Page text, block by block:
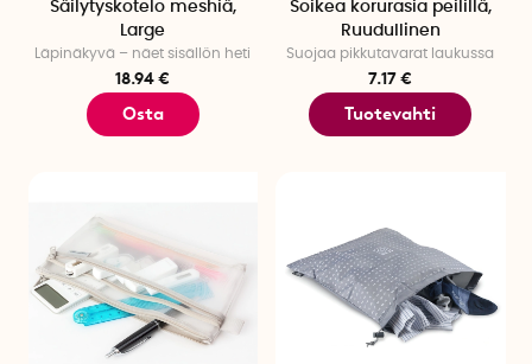
Säilytyskotelo meshiä,
Large
Läpinäkyvä – näet sisällön heti
18.94 €
Osta
Soikea korurasia peilillä,
Ruudullinen
Suojaa pikkutavarat laukussa
7.17 €
Tuotevahti